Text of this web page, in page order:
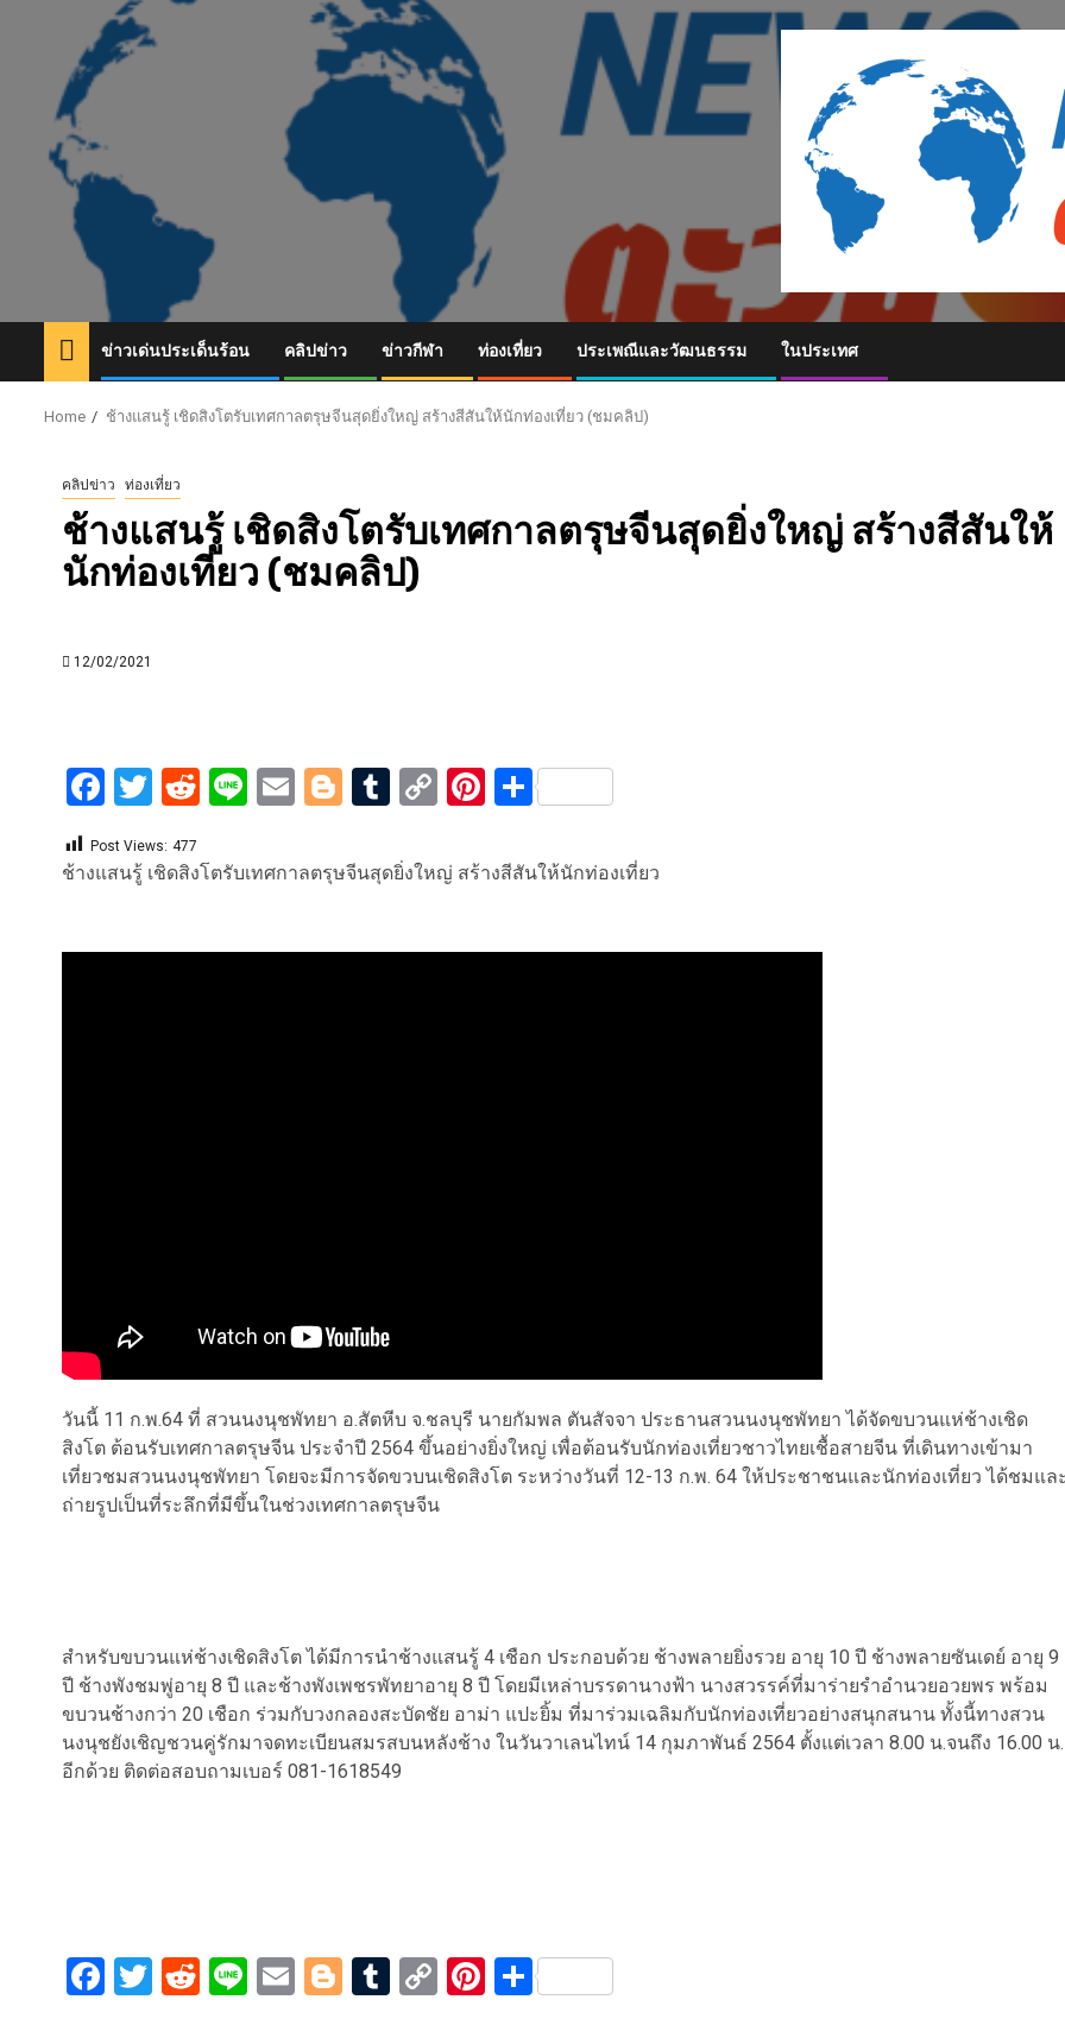
ข่าวเด่นประเด็นร้อน คลิปข่าว ข่าวกีฬา ท่องเที่ยว ประเพณีและวัฒนธรรม ในประเทศ
Home ช้างแสนรู้ เชิดสิงโตรับเทศกาลตรุษจีนสุดยิ่งใหญ่ สร้างสีสันให้นักท่องเที่ยว (ชมคลิป)
คลิปข่าว ท่องเที่ยว
ช้างแสนรู้ เชิดสิงโตรับเทศกาลตรุษจีนสุดยิ่งใหญ่ สร้างสีสันให้
นักท่องเที่ยว (ชมคลิป)
12/02/2021
Facebook
Twitter
Reddit
LineEmailBlogger
Tumblr
CopyPinterest
Share
Post Views: 477
ช้างแสนรู้ เชิดสิงโตรับเทศกาลตรุษจีนสุดยิ่งใหญ่ สร้างสีสันให้นักท่องเที่ยว
วันนี้ 11 ก.พ.64 ที่ สวนนงนุชพัทยา อ.สัตหีบ จ.ชลบุรี นายกัมพล ตันสัจจา ประธานสวนนงนุชพัทยา ได้จัดขบวนแห่ช้างเชิด
สิงโต ต้อนรับเทศกาลตรุษจีน ประจำปี 2564 ขึ้นอย่างยิ่งใหญ่ เพื่อต้อนรับนักท่องเที่ยวชาวไทยเชื้อสายจีน ที่เดินทางเข้ามา
เที่ยวชมสวนนงนุชพัทยา โดยจะมีการจัดขวบนเชิดสิงโต ระหว่างวันที่ 12-13 ก.พ. 64 ให้ประชาชนและนักท่องเที่ยว ได้ชมและ
ถ่ายรูปเป็นที่ระลึกที่มีขึ้นในช่วงเทศกาลตรุษจีน
สำหรับขบวนแห่ช้างเชิดสิงโต ได้มีการนำช้างแสนรู้ 4 เชือก ประกอบด้วย ช้างพลายยิ่งรวย อายุ 10 ปี ช้างพลายซันเดย์ อายุ 9
ปี ช้างพังชมพู่อายุ 8 ปี และช้างพังเพชรพัทยาอายุ 8 ปี โดยมีเหล่าบรรดานางฟ้า นางสวรรค์ที่มาร่ายรำอำนวยอวยพร พร้อม
ขบวนช้างกว่า 20 เชือก ร่วมกับวงกลองสะบัดชัย อาม่า แปะยิ้ม ที่มาร่วมเฉลิมกับนักท่องเที่ยวอย่างสนุกสนาน ทั้งนี้ทางสวน
นงนุชยังเชิญชวนคู่รักมาจดทะเบียนสมรสบนหลังช้าง ในวันวาเลนไทน์ 14 กุมภาพันธ์ 2564 ตั้งแต่เวลา 8.00 น.จนถึง 16.00 น.
อีกด้วย ติดต่อสอบถามเบอร์ 081-1618549
Facebook
Twitter
Reddit
LineEmailBlogger
Tumblr
CopyPinterest
Share